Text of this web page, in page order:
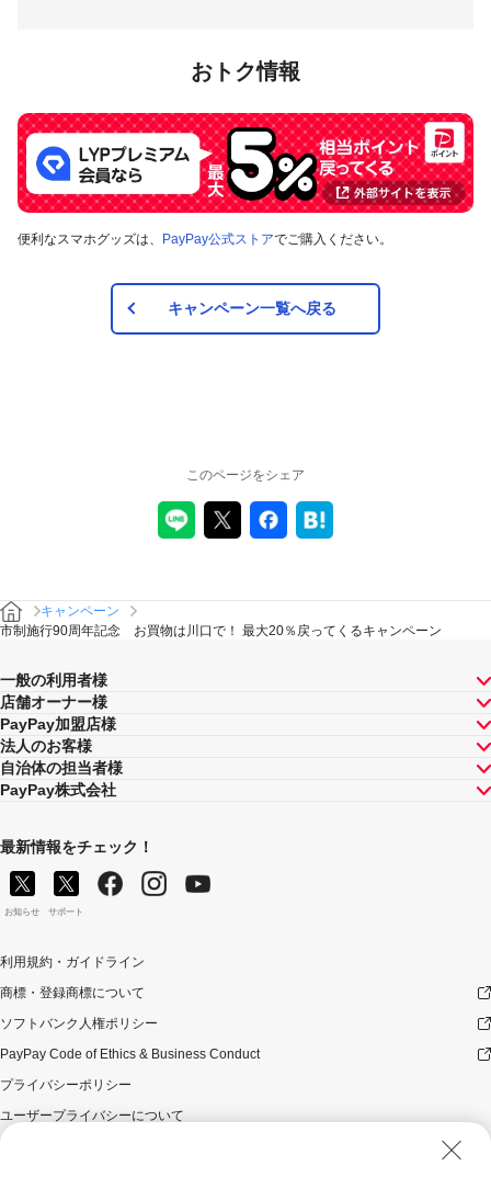
おトク情報
便利なスマホグッズは、 PayPay公式ストアでご購入ください。
キャンペーン一覧へ戻る
このページをシェア
キャンペーン
市制施行90周年記念 お買物は川口で！ 最大20％戻ってくるキャンペーン
一般の利用者様
店舗オーナー様
PayPay加盟店様
法人のお客様
自治体の担当者様
PayPay株式会社
最新情報をチェック！
お知らせ サポート
利用規約・ガイドライン
商標・登録商標について
ソフトバンク人権ポリシー
PayPay Code of Ethics & Business Conduct
プライバシーポリシー
ユーザープライバシーについて